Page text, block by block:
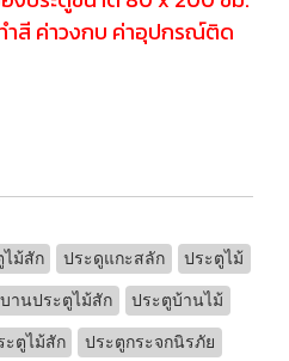
ำสี ค่าวงกบ ค่าอุปกรณ์ติด
ไม้สัก ประดูแกะสลัก ประตูไม้
บานประตูไม้สัก ประตูบ้านไม้
ะตูไม้สัก ประตูกระจกนิรภัย